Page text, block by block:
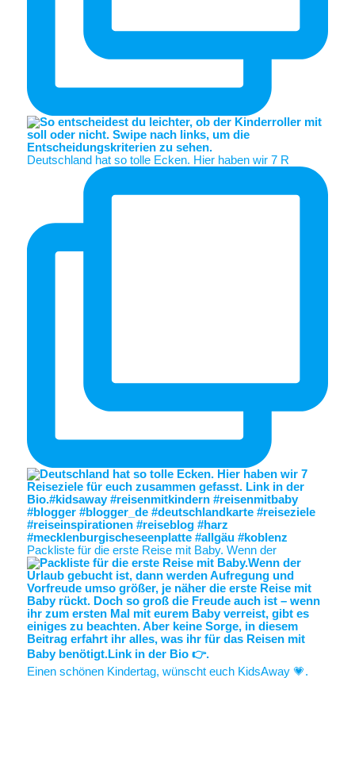
Deutschland hat so tolle Ecken. Hier haben wir 7 R
Packliste für die erste Reise mit Baby. Wenn der
Einen schönen Kindertag, wünscht euch KidsAway 💗.